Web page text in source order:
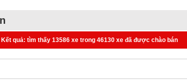
Kết quả: tìm thấy 13586 xe trong 46130 xe đã được chào bán